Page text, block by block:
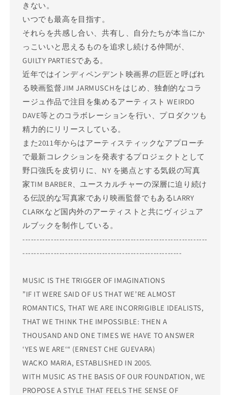
きない。
いつでも最高を目指す。
それらを共感し合い、共有し、自分たちが本当にか
っこいいと思えるものを追求し続ける仲間が、
GUILTY PARTIESである。
近年ではインディペンデント映画界の巨匠と呼ばれ
る映画監督JIM JARMUSCHをはじめ、独創的なコラ
ージュ作品で注目を集めるアーティスト WEIRDO
DAVE等とのコラボレーションを行い、プロダクツも
精力的にリリースしている。
また2011年からはアーティスティックなアプローチ
で最新コレクションを発表するプロジェクトとして
野口強氏を皮切りに、NY を拠点とする気鋭の写真
家TIM BARBER、ユースカルチャーの深層に迫り続け
る伝説的な写真家であり映画監督でもあるLARRY
CLARKなど国内外のアーティストと共にヴィジュア
ルブックを制作している。
-----------------------------------------------------------------
--------------------------------------------------------
MUSIC IS THE TRIGGER OF IMAGINATIONS
”IF IT WERE SAID OF US THAT WE’RE ALMOST
ROMANTICS, THAT WE ARE INCORRIGIBLE IDEALISTS,
THAT WE THINK THE IMPOSSIBLE: THEN A
THOUSAND AND ONE TIMES WE HAVE TO ANSWER
‘YES WE ARE‘“ (ERNEST CHE GUEVARA)
WACKO MARIA, ESTABLISHED IN 2005.
WITH MUSIC AS THE BASIS OF OUR FOUNDATION, WE
PROPOSE A STYLE THAT FEELS THE SENSE OF